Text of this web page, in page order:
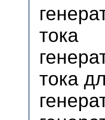
тока
тока